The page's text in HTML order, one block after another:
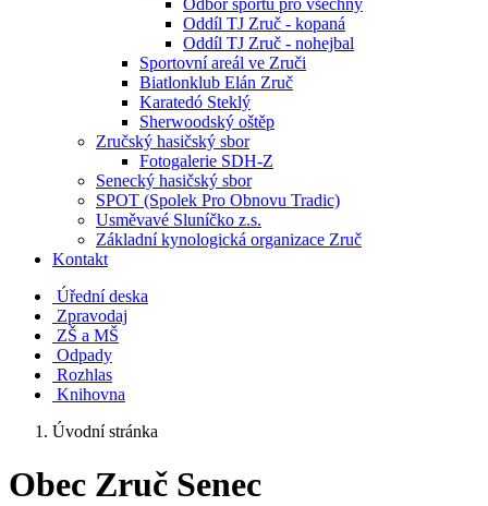
Odbor sportu pro všechny
Oddíl TJ Zruč - kopaná
Oddíl TJ Zruč - nohejbal
Sportovní areál ve Zruči
Biatlonklub Elán Zruč
Karatedó Steklý
Sherwoodský oštěp
Zručský hasičský sbor
Fotogalerie SDH-Z
Senecký hasičský sbor
SPOT (Spolek Pro Obnovu Tradic)
Usměvavé Sluníčko z.s.
Základní kynologická organizace Zruč
Kontakt
Úřední deska
Zpravodaj
ZŠ a MŠ
Odpady
Rozhlas
Knihovna
Úvodní stránka
Obec Zruč Senec